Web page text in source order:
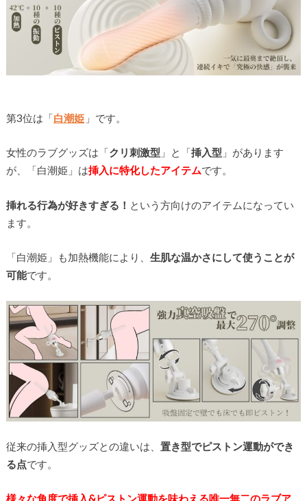
第3位は「白潮姫 」です。
女性のラブグッズは「クリ刺激型 」と「挿入型 」があります
が、「白潮姫」は挿入に特化したアイテムです。
挿れる行為が好きすぎる！ という方向けのアイテムになってい
ます。
「白潮姫」も加熱機能により、 生肌な温かさにして使うことが
可能です。
従来の挿入型グッズとの違いは、 置き型でピストン運動ができ
る点です。